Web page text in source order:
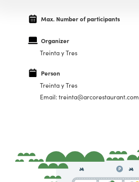
Max. Number of participants
Organizer
Treinta y Tres
Person
Treinta y Tres
Email: treinta@arcorestaurant.com